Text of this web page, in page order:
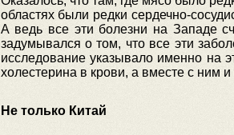
областях были редки сердечно-
А ведь все эти болезни на Западе
задумывался о том, что все эти
исследование указывало именно на
холестерина в крови, а вместе с ним
Не только Китай